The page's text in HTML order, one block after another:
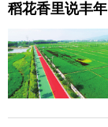
稻花香里说丰年